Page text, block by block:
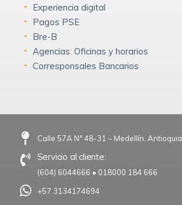
Experiencia digital
Pagos PSE
Bre-B
Agencias: Oficinas y horarios
Corresponsales Bancarios
Calle 57A N° 48-31 – Medellín, Antioquia
Servicio al cliente:
(604) 6044666 • 018000 184 666
+57 3134174694